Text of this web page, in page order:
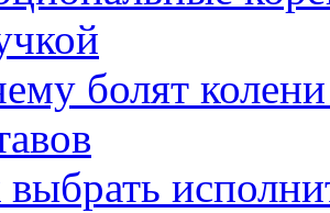
болят
выбрать